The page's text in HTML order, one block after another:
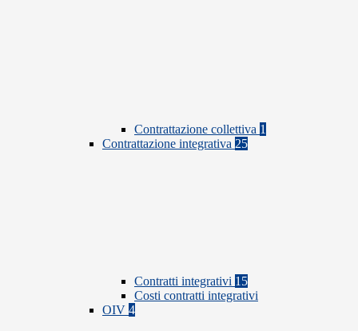
Contrattazione collettiva 1
Contrattazione integrativa 25
Contratti integrativi 15
Costi contratti integrativi
OIV 4